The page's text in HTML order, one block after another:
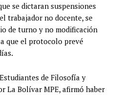
se dictaran suspensiones
trabajador no docente, se
de turno y no modificación
que el protocolo prevé
de Filosofía y
La Bolívar MPE, afirmó haber